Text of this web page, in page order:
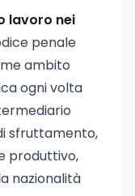
lavoro nei
penale
ambito
ogni volta
sfruttamento,
produttivo,
nazionalità